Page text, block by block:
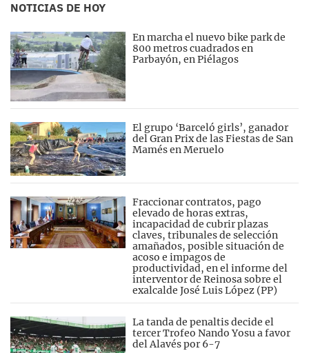
NOTICIAS DE HOY
En marcha el nuevo bike park de
800 metros cuadrados en
Parbayón, en Piélagos
El grupo ‘Barceló girls’, ganador
del Gran Prix de las Fiestas de San
Mamés en Meruelo
Fraccionar contratos, pago
elevado de horas extras,
incapacidad de cubrir plazas
claves, tribunales de selección
amañados, posible situación de
acoso e impagos de
productividad, en el informe del
interventor de Reinosa sobre el
exalcalde José Luis López (PP)
La tanda de penaltis decide el
tercer Trofeo Nando Yosu a favor
del Alavés por 6-7